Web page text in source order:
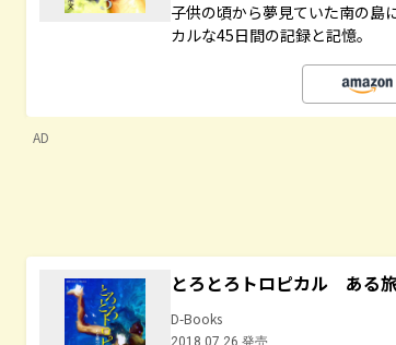
子供の頃から夢見ていた南の島
カルな45日間の記録と記憶。
AD
とろとろトロピカル ある
D-Books
2018.07.26 発売